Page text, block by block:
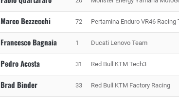
Marco Bezzecchi 72 Pertamina Enduro VR46 Racing
Francesco Bagnaia 1 Ducati Lenovo Team
Pedro Acosta 31 Red Bull KTM Tech3
Brad Binder 33 Red Bull KTM Factory Racing